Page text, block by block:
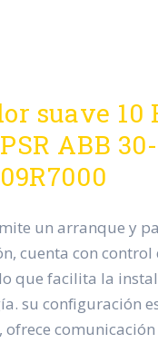
suave 10
ABB
un arranque y
cuenta con control
que facilita la
su configuración